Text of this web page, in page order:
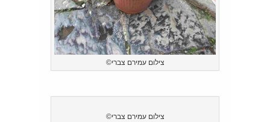
צילום עמירם צברי©
צילום עמירם צברי©